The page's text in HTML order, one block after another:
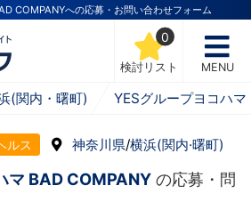
COMPANYへの応募・お問い合わせフォーム
検討リスト
0
MENU
(関内・曙町) YESグループヨコハ
ルス 神奈川県/横浜(関内·曙町)
マ BAD COMPANY の応募・問